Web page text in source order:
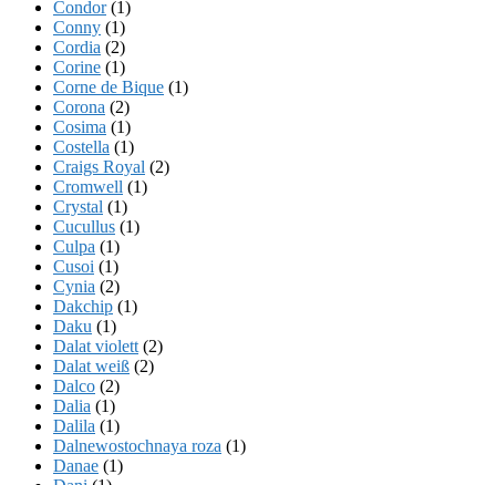
Condor(1)
Conny (1)
Cordia (2)
Corine (1)
Corne de Bique (1)
Corona (2)
Cosima (1)
Costella (1)
Craigs Royal (2)
Cromwell (1)
Crystal (1)
Cucullus (1)
Culpa (1)
Cusoi (1)
Cynia (2)
Dakchip (1)
Daku (1)
Dalat violett (2)
Dalat weiß (2)
Dalco (2)
Dalia (1)
Dalila (1)
Dalnewostochnaya roza (1)
Danae (1)